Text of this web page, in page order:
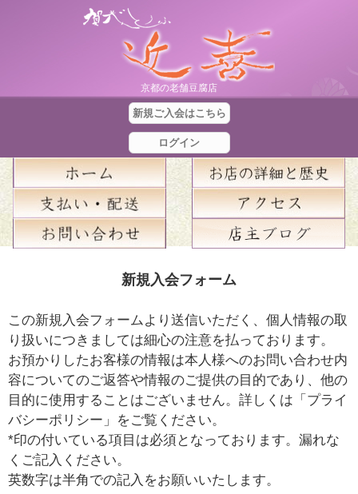
京都の老舗豆腐店
新規ご入会はこちら
ログイン
新規入会フォーム
この新規入会フォームより送信いただく、個人情報の取
り扱いにつきましては細心の注意を払っております。
お預かりしたお客様の情報は本人様へのお問い合わせ内
容についてのご返答や情報のご提供の目的であり、他の
目的に使用することはございません。詳しくは「プライ
バシーポリシー」をご覧ください。
*印の付いている項目は必須となっております。漏れな
くご記入ください。
英数字は半角での記入をお願いいたします。
額
：
￥
0
現
在
の
商
品